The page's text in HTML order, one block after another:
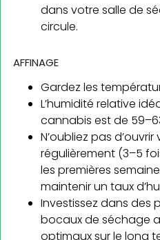
dans votre salle de
circule.
AFFINAGE
Gardez les
L’humidité relative
cannabis est de
N’oubliez pas
régulièrement (3–5
les premières
maintenir un taux
Investissez dans des
bocaux de séchage
optimaux sur le long